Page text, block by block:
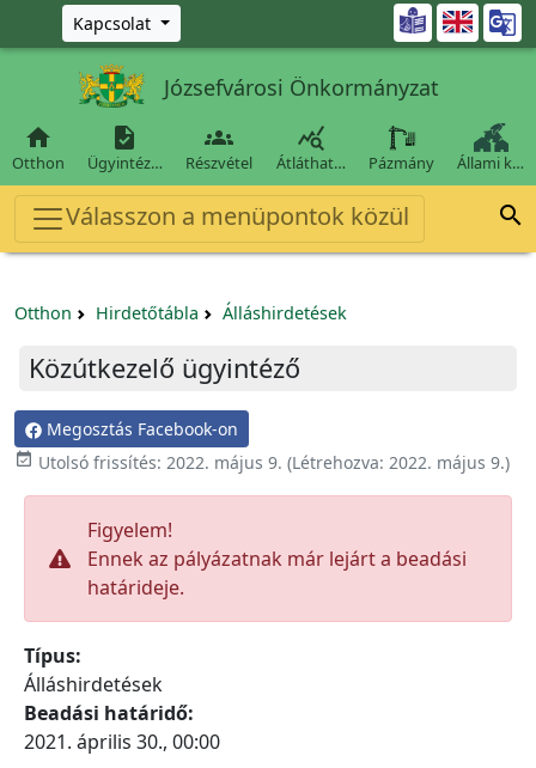
Ugrás a fő tartalomra
Kapcsolat 
Józsefvárosi Önkormányzat

Otthon

Ügyintéz…

Részvétel

Átláthat… Pázmány Állami k…
Válasszon a menüpontok közül 
Otthon Hirdetőtábla Álláshirdetések
Közútkezelő ügyintéző
Megosztás Facebook-on
 Utolsó frissítés: 2022. május 9. (Létrehozva: 2022. május 9.)
Figyelem!
Ennek az pályázatnak már lejárt a beadási
határideje.
Típus:
Álláshirdetések
Beadási határidő:
2021. április 30., 00:00